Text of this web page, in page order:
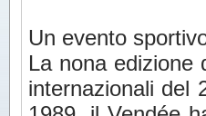
Un evento
La nona edizione
internazionali del